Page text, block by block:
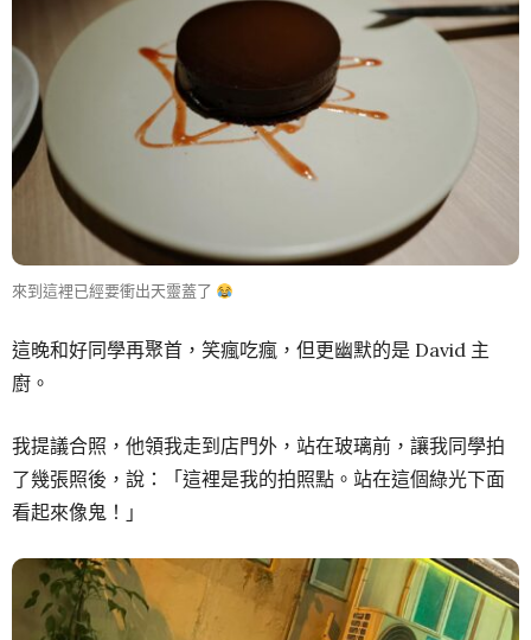
來到這裡已經要衝出天靈蓋了
這晚和好同學再聚首，笑瘋吃瘋，但更幽默的是 David 主
廚。
我提議合照，他領我走到店門外，站在玻璃前，讓我同學拍
了幾張照後，說：「這裡是我的拍照點。站在這個綠光下面
看起來像鬼！」